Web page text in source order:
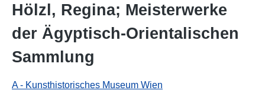
Hölzl, Regina; Meisterwerke
der Ägyptisch-Orientalischen
Sammlung
A - Kunsthistorisches Museum Wien